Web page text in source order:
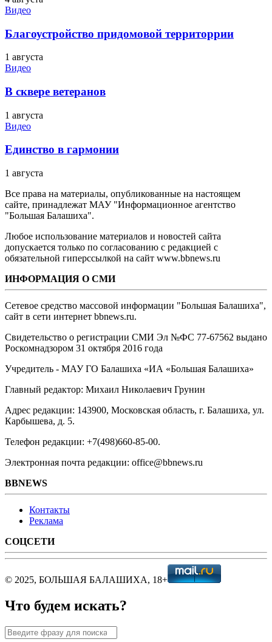
Видео
Благоустройство придомовой территоррии
1 августа
Видео
В сквере ветеранов
1 августа
Видео
Единство в гармонии
1 августа
Все права на материалы, опубликованные на настоящем
сайте, принадлежат МАУ "Информационное агентство
"Большая Балашиха".
Любое использование материалов и новостей сайта
допускается только по согласованию с редакцией с
обязательной гиперссылкой на сайт www.bbnews.ru
ИНФОРМАЦИЯ О СМИ
Сетевое средство массовой информации "Большая Балашиха",
сайт в сети интернет bbnews.ru.
Свидетельство о регистрации СМИ Эл №ФС ‎77-67562 выдано
Роскомнадзором 31 октября 2016 года
Учредитель - МАУ ГО Балашиха «ИА «Большая Балашиха»
Главный редактор: Михаил Николаевич Грунин
Адрес редакции: 143900, Московская область, г. Балашиха, ул.
Карбышева, д. 5.
Телефон редакции: +7(498)660-85-00.
Электронная почта редакции: office@bbnews.ru
BBNEWS
Контакты
Реклама
СОЦСЕТИ
© 2025, БОЛЬШАЯ БАЛАШИХА, 18+
Что будем искать?